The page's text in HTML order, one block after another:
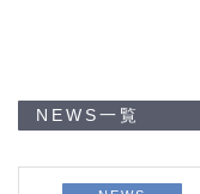
NEWS一覧